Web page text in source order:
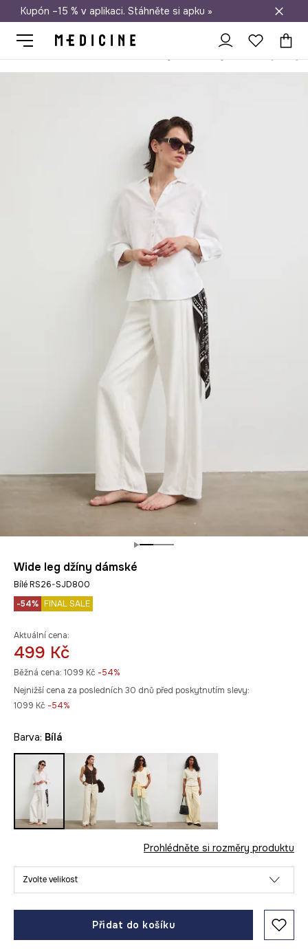
Doprava zdarma při nákupu nad 1 200 Kč
Kupón –15 % v aplikaci. Stáhněte si apku »
Wide leg džíny dámské
Bílé RS26-SJD800
-54% FINAL SALE
Aktuální cena:
499 Kč
Běžná cena: 1099 Kč -54%
Nejnižší cena za posledních 30 dnů před poskytnutím slevy:
1099 Kč -54%
Barva: bílá
Prohlédněte si rozměry produktu
Zvolte velikost
Přidat do košíku